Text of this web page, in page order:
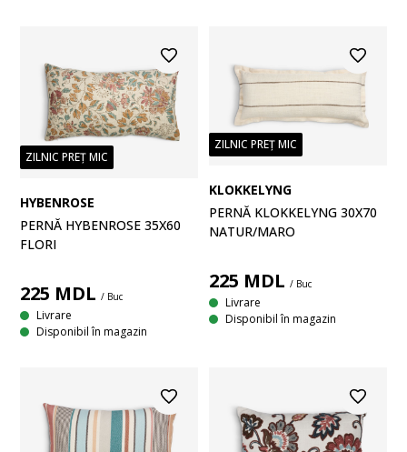
ZILNIC PREȚ MIC
HYBENROSE
PERNĂ HYBENROSE 35X60
FLORI
225 MDL / Buc
Livrare
Disponibil în magazin
ZILNIC PREȚ MIC
KLOKKELYNG
PERNĂ KLOKKELYNG 30X70
NATUR/MARO
225 MDL / Buc
Livrare
Disponibil în magazin